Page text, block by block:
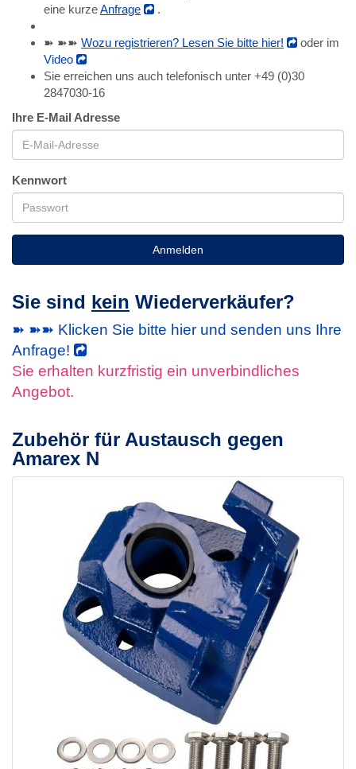
eine kurzeAnfrage .
➽ ➽➽ Wozu registrieren? Lesen Sie bitte hier!
oder im
Video
Sie erreichen uns auch telefonisch unter +49 (0)30
2847030-16
Ihre E-Mail Adresse
Kennwort
Anmelden
Sie sind kein Wiederverkäufer?
➽ ➽➽ Klicken Sie bitte hier und senden uns Ihre
Anfrage!
Sie erhalten kurzfristig ein unverbindliches
Angebot.
Zubehör für Austausch gegen
Amarex N